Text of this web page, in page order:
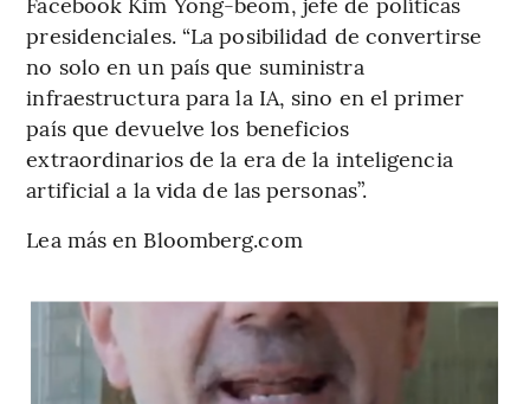
presidenciales. “La posibilidad de convertirse
no solo en un país que suministra
infraestructura para la IA, sino en el primer
país que devuelve los beneficios
extraordinarios de la era de la inteligencia
artificial a la vida de las personas”.
Lea más en Bloomberg.com